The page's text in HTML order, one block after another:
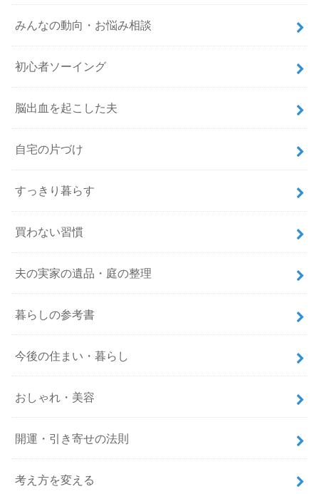
みんなの動向・お悩み相談
初心者ソーイング
脳出血を起こした夫
自宅の片づけ
すっきり暮らす
買わない習慣
夫の実家の遺品・庭の整理
暮らしの参考書
今後の住まい・暮らし
おしゃれ・美容
開運・引き寄せの法則
考え方を変える